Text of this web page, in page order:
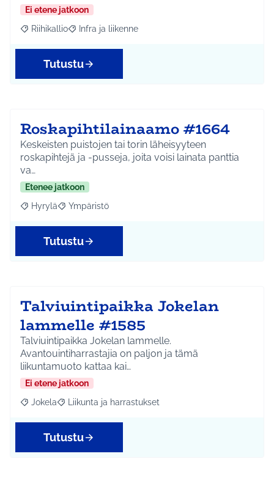
Ei etene jatkoon
Rajaa tulokset aihepiirin mukaan: Riihikallio
Riihikallio Rajaa tulokset teeman mukaan: Infra ja liikenne
Infra ja liikenne
Tutustu
Roskapihtilainaamo #1664
Keskeisten puistojen tai torin läheisyyteen
roskapihtejä ja -pusseja, joita voisi lainata panttia
va…
Etenee jatkoon
Rajaa tulokset aihepiirin mukaan: Hyrylä
Hyrylä Rajaa tulokset teeman mukaan: Ympäristö
Ympäristö
Tutustu
Talviuintipaikka Jokelan
lammelle #1585
Talviuintipaikka Jokelan lammelle.
Avantouintiharrastajia on paljon ja tämä
liikuntamuoto kattaa kai…
Ei etene jatkoon
Rajaa tulokset aihepiirin mukaan: Jokela
Jokela Rajaa tulokset teeman mukaan: Liikunta ja
Liikunta ja harrastukset
Tutustu